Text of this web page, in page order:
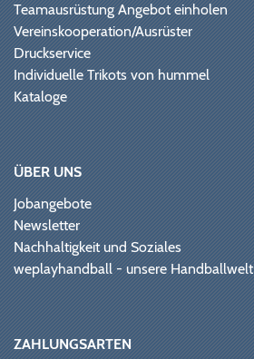
Teamausrüstung Angebot einholen
Vereinskooperation/Ausrüster
Druckservice
Individuelle Trikots von hummel
Kataloge
ÜBER UNS
Jobangebote
Newsletter
Nachhaltigkeit und Soziales
weplayhandball - unsere Handballwelt
ZAHLUNGSARTEN